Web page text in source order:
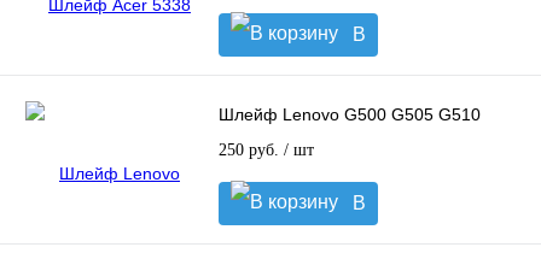
В
корзину
Шлейф Lenovo G500 G505 G510
250 руб. / шт
В
корзину